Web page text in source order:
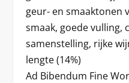
geur- en smaaktonen
smaak, goede vulling,
samenstelling, rijke
lengte (14%)
Ad Bibendum Fine